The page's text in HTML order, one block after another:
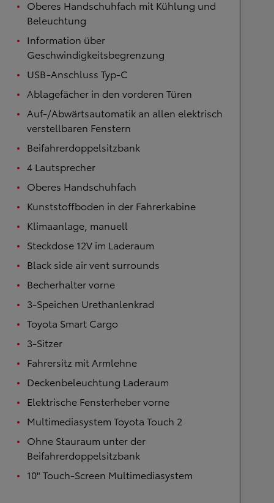
Oberes Handschuhfach mit Kühlung und
Beleuchtung
Information über
Geschwindigkeitsbegrenzung
USB-Anschluss Typ-C
Ablagefächer in den vorderen Türen
Auf-/Abwärtsautomatik an allen elektrisch
verstellbaren Fenstern
Beifahrerdoppelsitzbank
4 Lautsprecher
Oberes Handschuhfach
Kunststoffboden in der Fahrerkabine
Klimaanlage, manuell
Steckdose 12V im Laderaum
Black side air vent surrounds
Becherhalter vorne
3-Speichen Urethanlenkrad
Toyota Smart Cargo
3-Sitzer
Fahrersitz mit Armlehne
Deckenbeleuchtung Laderaum
Elektrische Fensterheber vorne
Multimediasystem Toyota Touch 2
Ohne Stauraum unter der
Beifahrerdoppelsitzbank
10" Touch-Screen Multimediasystem